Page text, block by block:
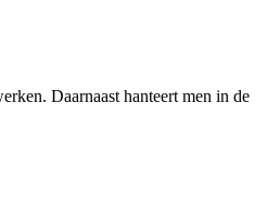
Daarnaast hanteert men in de